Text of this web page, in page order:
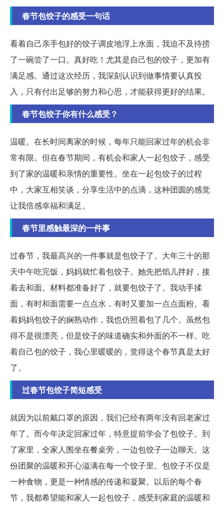
春节包饺子的感受一句话
看着自己亲手包好的饺子调皮地浮上水面，我迫不及待捞
了一碗尝了一口。真好吃！尤其是自己包的饺子，更加有
满足感。通过这次经历，我深刻认识到做事情要认真投
入，只有付出足够的努力和心思，才能获得更好的结果。
春节包饺子你有什么感受？
温暖。在长时间离家的时候，每年只能回家过年的机会非
常有限。但在春节期间，有机会和家人一起包饺子，感受
到了家的温暖和亲情的重要性。坐在一起包饺子的过程
中，大家互相笑谈，分享生活中的点滴，这种团圆的感觉
让我倍感幸福和满足。
春节里感触最深的一件事
过春节，我最高兴的一件事就是包饺子了。大年三十的那
天中午吃完饭，妈妈就忙着包饺子。她先把馅儿拌好，接
着去和面。材料都准备好了，就要包饺子了。我动手揉
面，有时和面需要一点点水，有时又要加一点点面粉。看
着妈妈包饺子的娴熟动作，我也仿照着包了几个。虽然包
得不是很漂亮，但是饺子的味道确实和外面的不一样。吃
着自己包的饺子，我心里暖暖的，觉得这个春节真是太好
了。
过春节包饺子简短感受
就因为以前戴口罩的原因，我们已经有两年没有回老家过
年了。而今年决定回家过年，特意提前学会了包饺子。到
了家里，全家人围坐在餐桌旁，一边包饺子一边聊天。这
份团聚的温暖和开心溢满在每一个饺子里。包饺子不仅是
一种食物，更是一种情感的传递和凝聚。以后的每个春
节，我都希望能和家人一起包饺子，感受到家庭的温暖和